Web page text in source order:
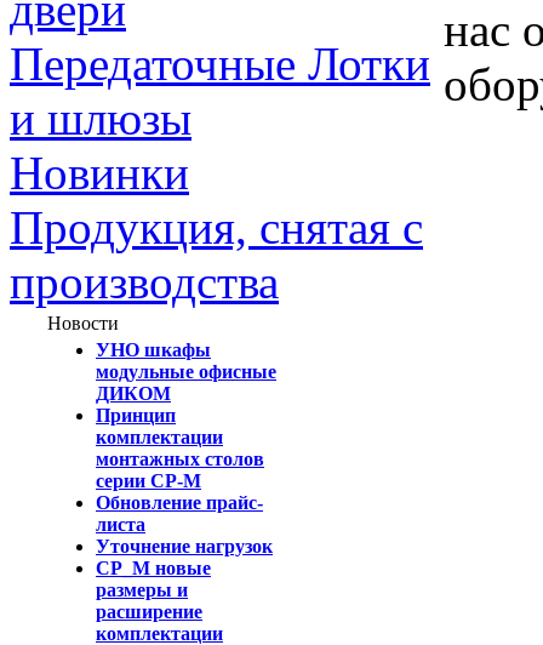
Передаточные Лотки
и шлюзы
Новинки
Продукция, снятая с
производства
Новости
УНО шкафы
модульные офисные
ДИКОМ
Принцип
комплектации
монтажных столов
серии СР-М
Обновление прайс-
листа
Уточнение нагрузок
СР_М новые
размеры и
расширение
комплектации
нас